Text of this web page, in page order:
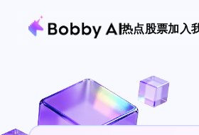
热点股票加入